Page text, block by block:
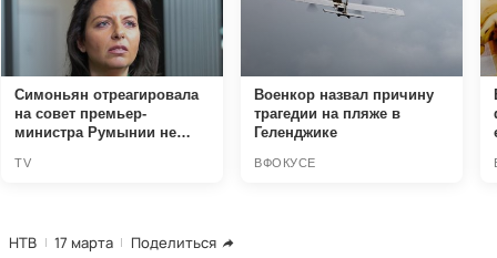
НТВ 17 марта Поделиться